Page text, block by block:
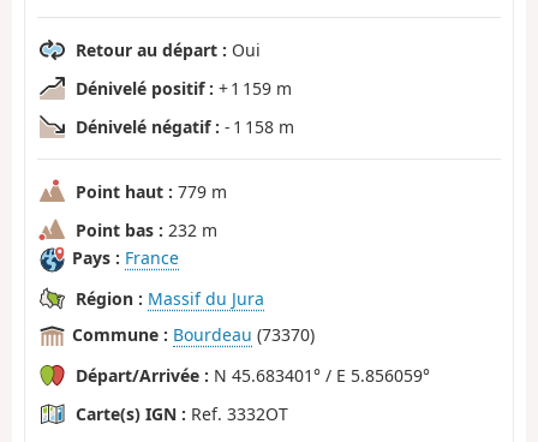
Retour au départ : Oui
Dénivelé positif : + 1 159 m
Dénivelé négatif : - 1 158 m
Point haut : 779 m
Point bas : 232 m
Pays : France
Région : Massif du Jura
Commune : Bourdeau (73370)
Départ/Arrivée : N 45.683401° / E 5.856059°
Carte(s) IGN : Ref. 3332OT